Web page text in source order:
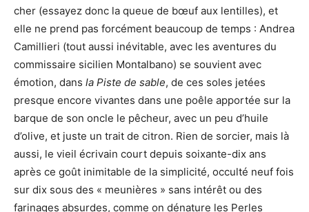
cher (essayez donc la queue de bœuf aux lentilles), et
elle ne prend pas forcément beaucoup de temps : Andrea
Camillieri (tout aussi inévitable, avec les aventures du
commissaire sicilien Montalbano) se souvient avec
émotion, dans la Piste de sable, de ces soles jetées
presque encore vivantes dans une poêle apportée sur la
barque de son oncle le pêcheur, avec un peu d’huile
d’olive, et juste un trait de citron. Rien de sorcier, mais là
aussi, le vieil écrivain court depuis soixante-dix ans
après ce goût inimitable de la simplicité, occulté neuf fois
sur dix sous des « meunières » sans intérêt ou des
farinages absurdes, comme on dénature les Perles